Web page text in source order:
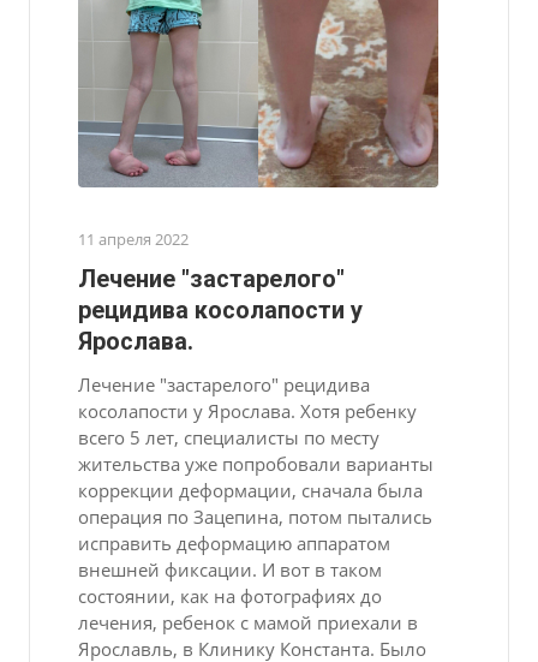
11 апреля 2022
Лечение "застарелого"
рецидива косолапости у
Ярослава.
Лечение "застарелого" рецидива
косолапости у Ярослава. Хотя ребенку
всего 5 лет, специалисты по месту
жительства уже попробовали варианты
коррекции деформации, сначала была
операция по Зацепина, потом пытались
исправить деформацию аппаратом
внешней фиксации. И вот в таком
состоянии, как на фотографиях до
лечения, ребенок с мамой приехали в
Ярославль, в Клинику Константа. Было